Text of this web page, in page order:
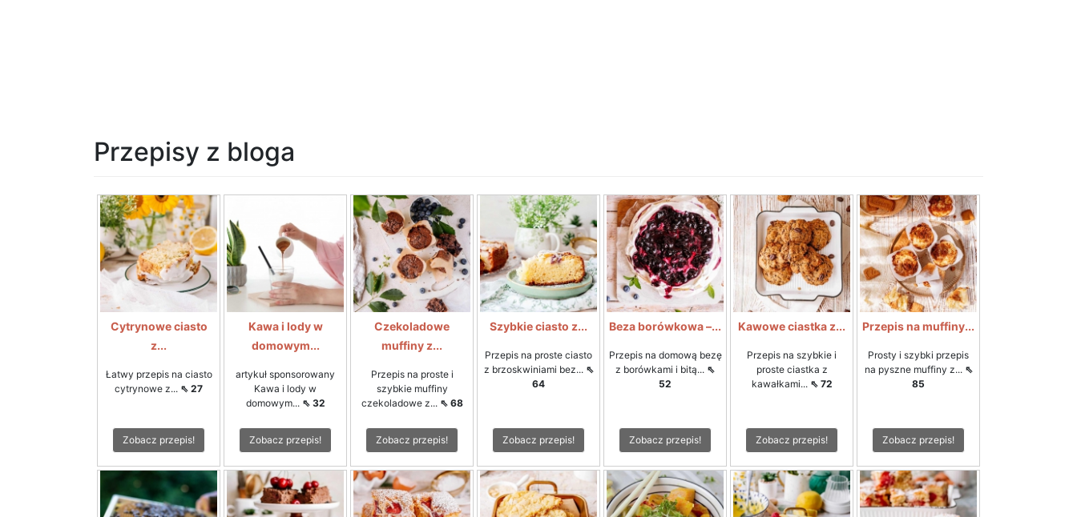
Przepisy z bloga
Cytrynowe ciasto
z...
Łatwy przepis na ciasto
cytrynowe z... ⇖ 27
Zobacz przepis!
Kawa i lody w
domowym...
artykuł sponsorowany
Kawa i lody w
domowym... ⇖ 32
Zobacz przepis!
Czekoladowe
muffiny z...
Przepis na proste i
szybkie muffiny
czekoladowe z... ⇖ 68
Zobacz przepis!
Szybkie ciasto z...
Przepis na proste ciasto
z brzoskwiniami bez... ⇖
64
Zobacz przepis!
Beza borówkowa –...
Przepis na domową bezę
z borówkami i bitą... ⇖
52
Zobacz przepis!
Kawowe ciastka z...
Przepis na szybkie i
proste ciastka z
kawałkami... ⇖ 72
Zobacz przepis!
Przepis na muffiny...
Prosty i szybki przepis
na pyszne muffiny z... ⇖
85
Zobacz przepis!